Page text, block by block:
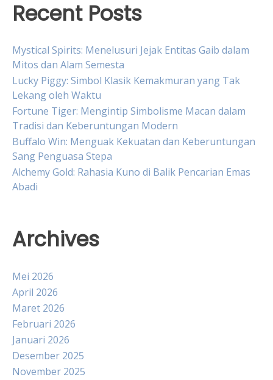
Recent Posts
Mystical Spirits: Menelusuri Jejak Entitas Gaib dalam
Mitos dan Alam Semesta
Lucky Piggy: Simbol Klasik Kemakmuran yang Tak
Lekang oleh Waktu
Fortune Tiger: Mengintip Simbolisme Macan dalam
Tradisi dan Keberuntungan Modern
Buffalo Win: Menguak Kekuatan dan Keberuntungan
Sang Penguasa Stepa
Alchemy Gold: Rahasia Kuno di Balik Pencarian Emas
Abadi
Archives
Mei 2026
April 2026
Maret 2026
Februari 2026
Januari 2026
Desember 2025
November 2025